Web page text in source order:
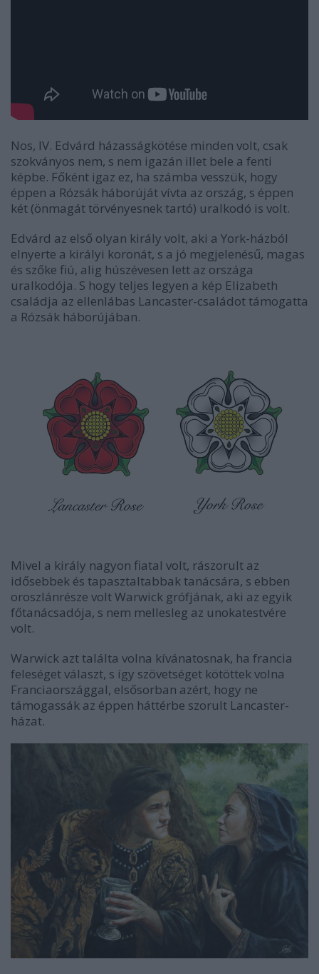
Nos, IV. Edvárd házasságkötése minden volt, csak
szokványos nem, s nem igazán illet bele a fenti
képbe. Főként igaz ez, ha számba vesszük, hogy
éppen a Rózsák háborúját vívta az ország, s éppen
két (önmagát törvényesnek tartó) uralkodó is volt.
Edvárd az első olyan király volt, aki a York-házból
elnyerte a királyi koronát, s a jó megjelenésű, magas
és szőke fiú, alig húszévesen lett az országa
uralkodója. S hogy teljes legyen a kép Elizabeth
családja az ellenlábas Lancaster-családot támogatta
a Rózsák háborújában.
Mivel a király nagyon fiatal volt, rászorult az
idősebbek és tapasztaltabbak tanácsára, s ebben
oroszlánrésze volt Warwick grófjának, aki az egyik
főtanácsadója, s nem mellesleg az unokatestvére
volt.
Warwick azt találta volna kívánatosnak, ha francia
feleséget választ, s így szövetséget kötöttek volna
Franciaországgal, elsősorban azért, hogy ne
támogassák az éppen háttérbe szorult Lancaster-
házat.